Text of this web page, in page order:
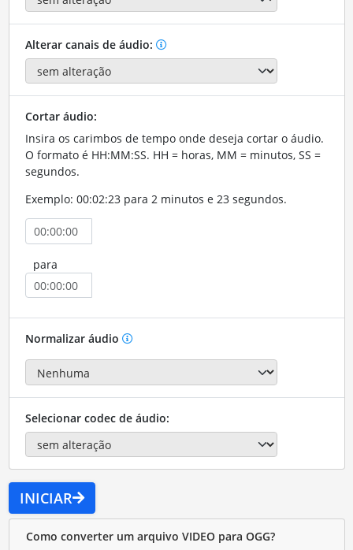
Alterar canais de áudio:
Cortar áudio:
Insira os carimbos de tempo onde deseja cortar o áudio.
O formato é HH:MM:SS. HH = horas, MM = minutos, SS =
segundos.
Exemplo: 00:02:23 para 2 minutos e 23 segundos.
para
Normalizar áudio
Selecionar codec de áudio:
INICIAR
Como converter um arquivo VIDEO para OGG?